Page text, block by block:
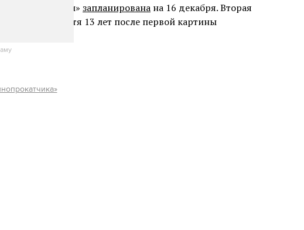
путь воды» запланирована на 16 декабря. Вторая
выйдет спустя 13 лет после первой картины